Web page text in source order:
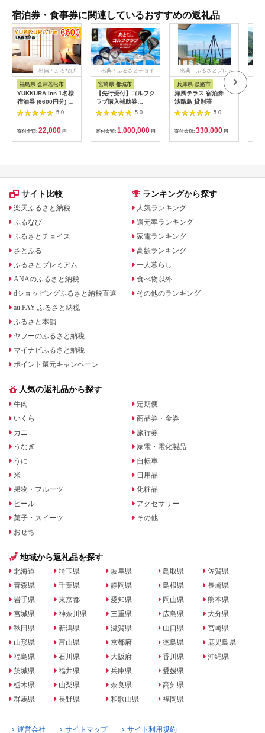
宿泊券・食事券に関連しているおすすめの返礼品
出典：ふるなび
福島県 会津若松市
YUKKURA Inn 1名様
宿泊券 (6600円分) ワ
ーケーションお試しプ
ラン｜東北 福島県 会
津若松市 東山温泉 旅
行 クーポン 利用券
[0800]
5.0
寄付金額: 22,000 円
出典：ふるさとチョイ
宮崎県 都城市
【先行受付】ゴルフク
ラブ購入補助券
300,000円_GI-
C701_(都城市) ゴルフ
ゴルフクラブ ダンロ
ップ ゼクシオ スリク
ソン クリーブランド
ハイブリッド ウエッ
5.0
寄付金額: 1,000,000 円
出典：ふるさとプレミ
アム
兵庫県 淡路市
海風テラス 宿泊券
淡路島 貸別荘
5.0
寄付金額: 330,000 円
サイト比較
楽天ふるさと納税
ふるなび
ふるさとチョイス
さとふる
ふるさとプレミアム
ANAのふるさと納税
dショッピングふるさと納税百選
au PAY ふるさと納税
ふるさと本舗
ヤフーのふるさと納税
マイナビふるさと納税
ポイント還元キャンペーン
ランキングから探す
人気ランキング
還元率ランキング
家電ランキング
高額ランキング
一人暮らし
食べ物以外
その他のランキング
人気の返礼品から探す
牛肉
いくら
カニ
うなぎ
うに
米
果物・フルーツ
ビール
菓子・スイーツ
おせち
定期便
商品券・金券
旅行券
家電・電化製品
自転車
日用品
化粧品
アクセサリー
その他
地域から返礼品を探す
北海道
青森県
岩手県
宮城県
秋田県
山形県
福島県
茨城県
栃木県
群馬県
埼玉県
千葉県
東京都
神奈川県
新潟県
富山県
石川県
福井県
山梨県
長野県
岐阜県
静岡県
愛知県
三重県
滋賀県
京都府
大阪府
兵庫県
奈良県
和歌山県
鳥取県
島根県
岡山県
広島県
山口県
徳島県
香川県
愛媛県
高知県
福岡県
佐賀県
長崎県
熊本県
大分県
宮崎県
鹿児島県
沖縄県
運営会社 サイトマップ サイト利用規約